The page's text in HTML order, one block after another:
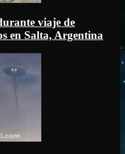
viaje de
en Salta, Argentina